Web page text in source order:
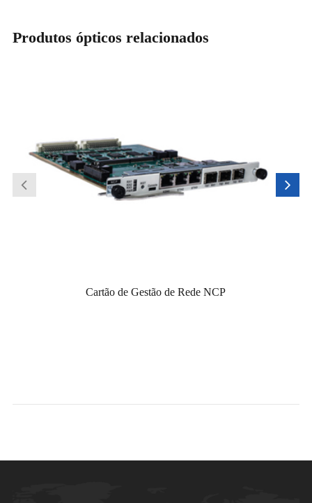
Produtos ópticos relacionados
Cartão de Gestão de Rede NCP